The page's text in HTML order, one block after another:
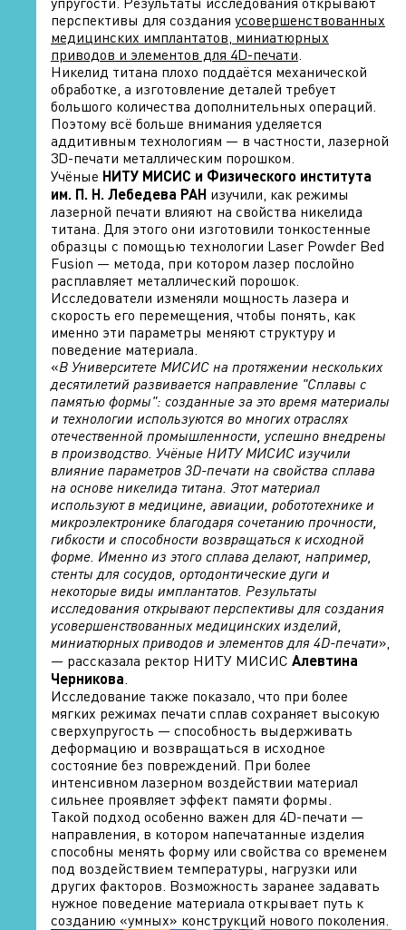
перспективы для создания усовершенствованных
медицинских имплантатов, миниатюрных
приводов и элементов для 4D-печати.
Никелид титана плохо поддаётся механической
обработке, а изготовление деталей требует
большого количества дополнительных операций.
Поэтому всё больше внимания уделяется
аддитивным технологиям — в частности, лазерной
3D-печати металлическим порошком.
Учёные НИТУ МИСИС и Физического института
им. П. Н. Лебедева РАН изучили, как режимы
лазерной печати влияют на свойства никелида
титана. Для этого они изготовили тонкостенные
образцы с помощью технологии Laser Powder Bed
Fusion — метода, при котором лазер послойно
расплавляет металлический порошок.
Исследователи изменяли мощность лазера и
скорость его перемещения, чтобы понять, как
именно эти параметры меняют структуру и
поведение материала.
«В Университете МИСИС на протяжении нескольких
десятилетий развивается направление "Сплавы с
памятью формы": созданные за это время материалы
и технологии используются во многих отраслях
отечественной промышленности, успешно внедрены
в производство. Учёные НИТУ МИСИС изучили
влияние параметров 3D-печати на свойства сплава
на основе никелида титана. Этот материал
используют в медицине, авиации, робототехнике и
микроэлектронике благодаря сочетанию прочности,
гибкости и способности возвращаться к исходной
форме. Именно из этого сплава делают, например,
стенты для сосудов, ортодонтические дуги и
некоторые виды имплантатов. Результаты
исследования открывают перспективы для создания
усовершенствованных медицинских изделий,
миниатюрных приводов и элементов для 4D-печати»,
— рассказала ректор НИТУ МИСИС Алевтина
Черникова.
Исследование также показало, что при более
мягких режимах печати сплав сохраняет высокую
сверхупругость — способность выдерживать
деформацию и возвращаться в исходное
состояние без повреждений. При более
интенсивном лазерном воздействии материал
сильнее проявляет эффект памяти формы.
Такой подход особенно важен для 4D-печати —
направления, в котором напечатанные изделия
способны менять форму или свойства со временем
под воздействием температуры, нагрузки или
других факторов. Возможность заранее задавать
нужное поведение материала открывает путь к
созданию «умных» конструкций нового поколения.